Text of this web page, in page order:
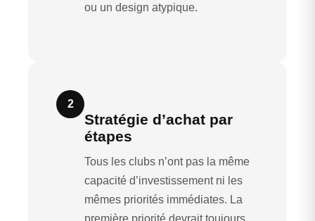
ou un design atypique.
2
Stratégie d’achat par
étapes
Tous les clubs n’ont pas la même
capacité d’investissement ni les
mêmes priorités immédiates. La
première priorité devrait toujours